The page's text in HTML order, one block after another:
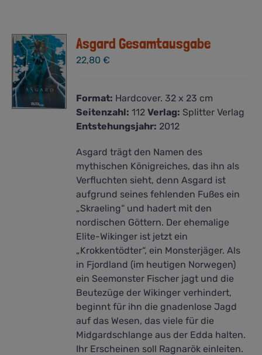
Asgard Gesamtausgabe
22,80€
Format: Hardcover. 32 x 23 cm
Seitenzahl: 112Verlag: Splitter Verlag
Entstehungsjahr: 2012
Asgard trägt den Namen des
mythischen Königreiches, das ihn als
Verfluchten sieht, denn Asgard ist
aufgrund seines fehlenden Fußes ein
„Skraeling“ und hadert mit den
nordischen Göttern. Der ehemalige
Elite-Wikinger ist jetzt ein
„Krokkentödter“, ein Monsterjäger. Als
in Fjordland (im heutigen Norwegen)
ein Seemonster Fischer jagt und die
Beutezüge der Wikinger verhindert,
beginnt für ihn die gnadenlose Jagd
auf das Wesen, das viele für die
Midgardschlange aus der Edda halten.
Ihr Erscheinen soll Ragnarök einleiten.